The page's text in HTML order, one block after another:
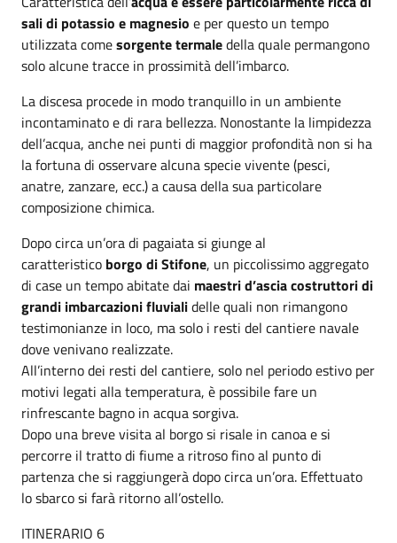
sali di potassio e magnesio e per questo un tempo
utilizzata comesorgente termaledella quale permangono
solo alcune tracce in prossimità dell’imbarco.
La discesa procede in modo tranquillo in un ambiente
incontaminato e di rara bellezza. Nonostante la limpidezza
dell’acqua, anche nei punti di maggior profondità non si ha
la fortuna di osservare alcuna specie vivente (pesci,
anatre, zanzare, ecc.) a causa della sua particolare
composizione chimica.
Dopo circa un’ora di pagaiata si giunge al
caratteristico borgo di Stifone, un piccolissimo aggregato
di case un tempo abitate dai maestri d’ascia costruttori di
grandi imbarcazioni fluvialidelle quali non rimangono
testimonianze in loco, ma solo i resti del cantiere navale
dove venivano realizzate.
All’interno dei resti del cantiere, solo nel periodo estivo per
motivi legati alla temperatura, è possibile fare un
rinfrescante bagno in acqua sorgiva.
Dopo una breve visita al borgo si risale in canoa e si
percorre il tratto di fiume a ritroso fino al punto di
partenza che si raggiungerà dopo circa un’ora. Effettuato
lo sbarco si farà ritorno all’ostello.
ITINERARIO 6